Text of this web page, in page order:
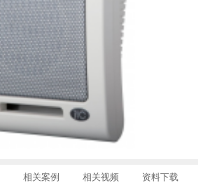
相关案例 相关视频 资料下载